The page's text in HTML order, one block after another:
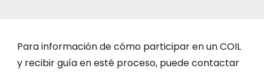
Para información de cómo participar en un COIL
y recibir guía en esté proceso, puede contactar